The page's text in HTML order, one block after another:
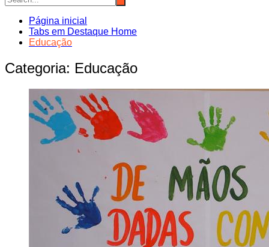
Página inicial
Tabs em Destaque Home
Educação
Categoria: Educação